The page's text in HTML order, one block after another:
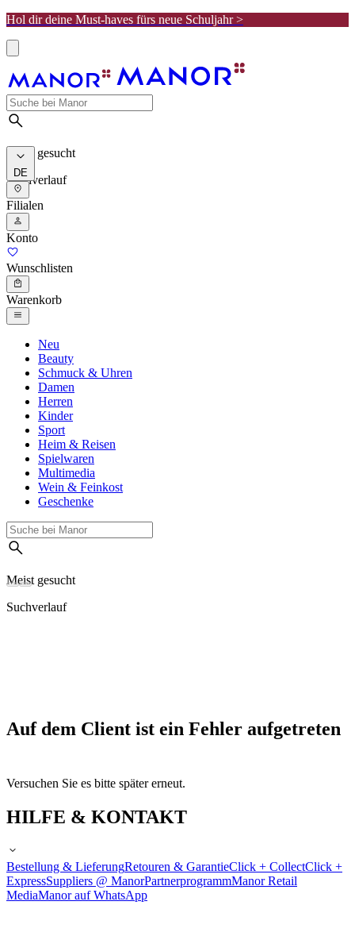
Hol dir deine Must-haves fürs neue Schuljahr >
Meist gesucht
Suchverlauf
DE
Filialen
Konto
Wunschlisten
Warenkorb
Neu
Beauty
Schmuck & Uhren
Damen
Herren
Kinder
Sport
Heim & Reisen
Spielwaren
Multimedia
Wein & Feinkost
Geschenke
Meist gesucht
Suchverlauf
Auf dem Client ist ein Fehler aufgetreten
Versuchen Sie es bitte später erneut.
HILFE & KONTAKT
Bestellung & LieferungRetouren & GarantieClick + CollectClick +
ExpressSuppliers @ ManorPartnerprogrammManor Retail
MediaManor auf WhatsApp